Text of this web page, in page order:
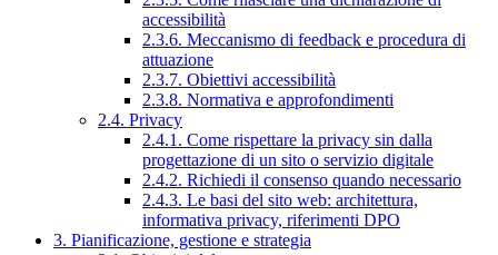
accessibilità
2.3.6. Meccanismo di feedback e procedura di
attuazione
2.3.7. Obiettivi accessibilità
2.3.8. Normativa e approfondimenti
2.4. Privacy
2.4.1. Come rispettare la privacy sin dalla
progettazione di un sito o servizio digitale
2.4.2. Richiedi il consenso quando necessario
2.4.3. Le basi del sito web: architettura,
informativa privacy, riferimenti DPO
3. Pianificazione, gestione e strategia